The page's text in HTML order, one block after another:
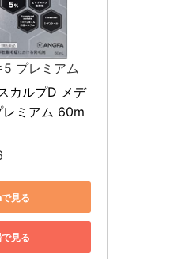
5 プレミアム
カルプD メデ
レミアム 60m
見る
見る